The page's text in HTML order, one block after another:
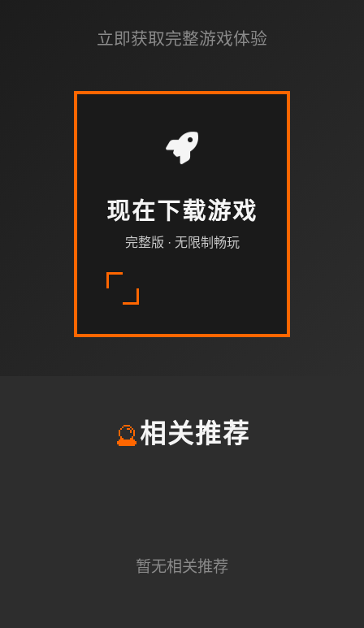
立即获取完整游戏体验
现在下载游戏
完整版 · 无限制畅玩
🔮相关推荐
暂无相关推荐